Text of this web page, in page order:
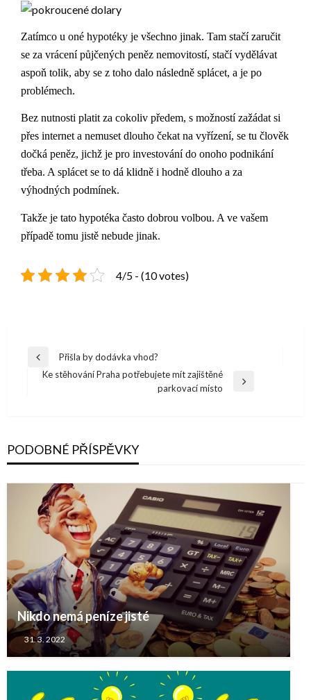
Zatímco u oné hypotéky je všechno jinak. Tam stačí zaručit
se za vrácení půjčených peněz nemovitostí, stačí vydělávat
aspoň tolik, aby se z toho dalo následně splácet, a je po
problémech.
Bez nutnosti platit za cokoliv předem, s možností zažádat si
přes internet a nemuset dlouho čekat na vyřízení, se tu člověk
dočká peněz, jichž je pro investování do onoho podnikání
třeba. A splácet se to dá klidně i hodně dlouho a za
výhodných podmínek.
Takže je tato hypotéka často dobrou volbou. A ve vašem
případě tomu jistě nebude jinak.
4/5 - (10 votes)
Navigace
pro
Previous
Post
Přišla by dodávka vhod?
Ke stěhování Praha potřebujete mít zajištěné
parkovací místo
PODOBNÉ PŘÍSPĚVKY
Nikdo nemá peníze jisté
31. 3. 2022